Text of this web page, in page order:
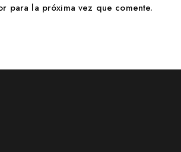
para la próxima vez que comente.